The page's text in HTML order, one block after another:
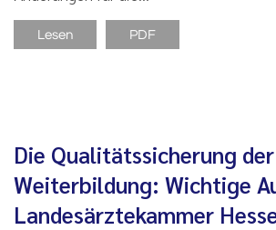
Lesen PDF
Die Qualitätssicherung
Weiterbildung: Wichtige
Landesärztekammer